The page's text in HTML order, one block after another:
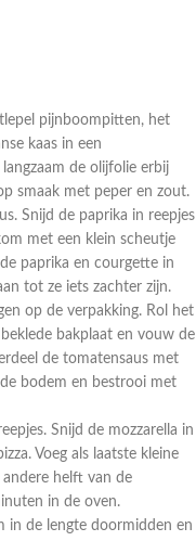
pijnboompitten, het
kaas in een
de olijfolie erbij
smaak met peper en zout.
Snijd de paprika in reepjes
met een klein scheutje
paprika en courgette in
tot ze iets zachter zijn.
op de verpakking. Rol het
bakplaat en vouw de
de tomatensaus met
bodem en bestrooi met
Snijd de mozzarella in
Voeg als laatste kleine
andere helft van de
in de oven.
in de lengte doormidden en